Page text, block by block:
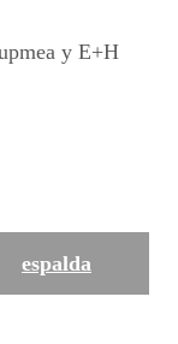
espalda